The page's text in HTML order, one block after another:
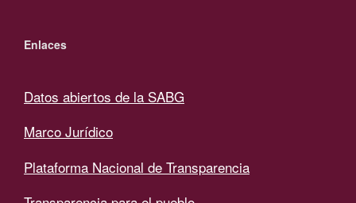
Enlaces
Datos abiertos de la SABG
Marco Jurídico
Plataforma Nacional de Transparencia